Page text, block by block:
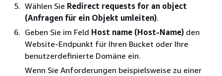
Wählen Sie Redirect requests for an object
(Anfragen für ein Objekt umleiten).
Geben Sie im Feld Host name (Host-Name) den
Website-Endpunkt für Ihren Bucket oder Ihre
benutzerdefinierte Domäne ein.
Wenn Sie Anforderungen beispielsweise zu einer